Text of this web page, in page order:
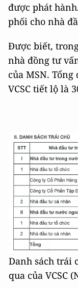
được phát
phối cho nhà
Được biết,
nhà đồng tư
của MSN.
VCSC tiết lộ là
Danh sách trái
qua của VCSC